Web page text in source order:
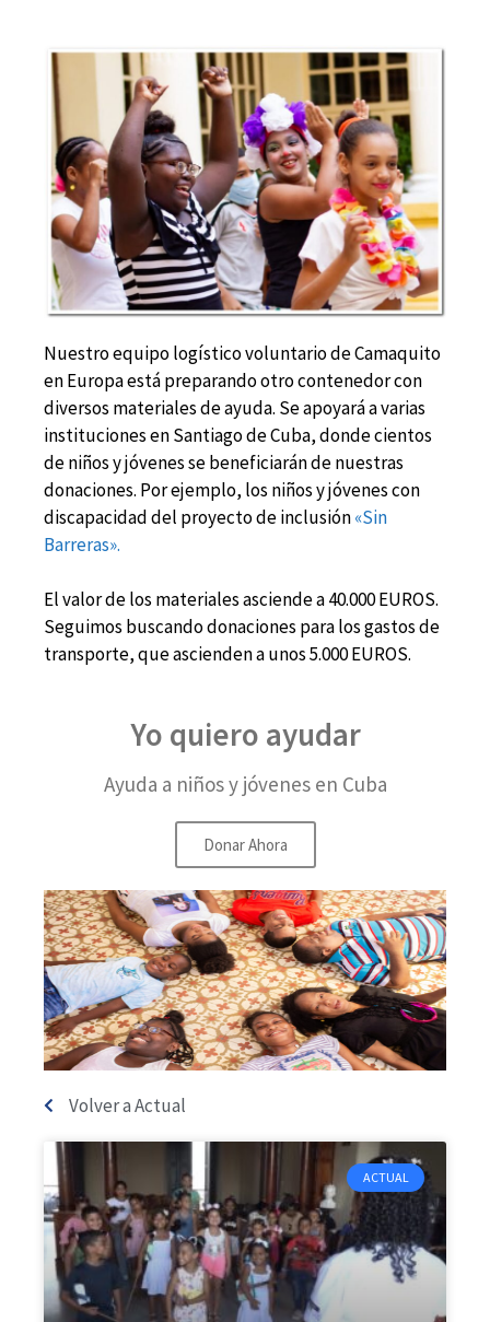
Nuestro equipo logístico voluntario de Camaquito
en Europa está preparando otro contenedor con
diversos materiales de ayuda. Se apoyará a varias
instituciones en Santiago de Cuba, donde cientos
de niños y jóvenes se beneficiarán de nuestras
donaciones. Por ejemplo, los niños y jóvenes con
discapacidad del proyecto de inclusión«Sin
Barreras».
El valor de los materiales asciende a 40.000 EUROS.
Seguimos buscando donaciones para los gastos de
transporte, que ascienden a unos 5.000 EUROS.
Yo quiero ayudar
Ayuda a niños y jóvenes en Cuba
Donar Ahora
Volver a Actual
ACTUAL